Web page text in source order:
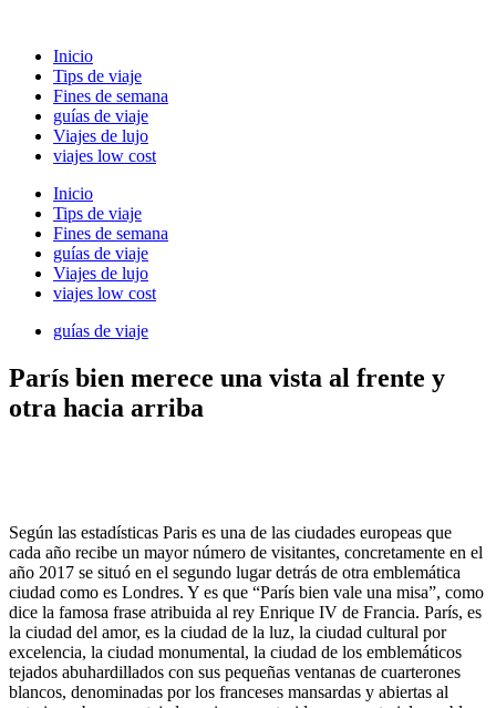
contenido
Inicio
Tips de viaje
Fines de semana
guías de viaje
Viajes de lujo
viajes low cost
Inicio
Tips de viaje
Fines de semana
guías de viaje
Viajes de lujo
viajes low cost
guías de viaje
París bien merece una vista al frente y
otra hacia arriba
Según las estadísticas Paris es una de las ciudades europeas que
cada año recibe un mayor número de visitantes, concretamente en el
año 2017 se situó en el segundo lugar detrás de otra emblemática
ciudad como es Londres. Y es que “París bien vale una misa”, como
dice la famosa frase atribuida al rey Enrique IV de Francia. París, es
la ciudad del amor, es la ciudad de la luz, la ciudad cultural por
excelencia, la ciudad monumental, la ciudad de los emblemáticos
tejados abuhardillados con sus pequeñas ventanas de cuarterones
blancos, denominadas por los franceses mansardas y abiertas al